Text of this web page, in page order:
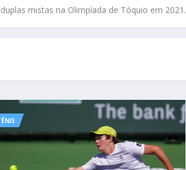
mistas na Olimpíada de Tóquio em 2021.